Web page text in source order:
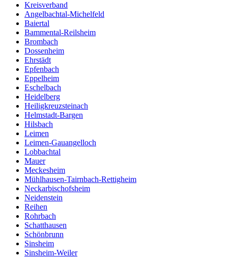
Kreisverband
Angelbachtal-Michelfeld
Baiertal
Bammental-Reilsheim
Brombach
Dossenheim
Ehrstädt
Epfenbach
Eppelheim
Eschelbach
Heidelberg
Heiligkreuzsteinach
Helmstadt-Bargen
Hilsbach
Leimen
Leimen-Gauangelloch
Lobbachtal
Mauer
Meckesheim
Mühlhausen-Tairnbach-Rettigheim
Neckarbischofsheim
Neidenstein
Reihen
Rohrbach
Schatthausen
Schönbrunn
Sinsheim
Sinsheim-Weiler